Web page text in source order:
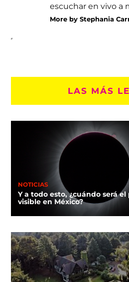
escuchar en vivo a
More by Stephania
LAS MÁS
NOTICIAS
Y a todo esto, ¿cuándo será
visible en México?